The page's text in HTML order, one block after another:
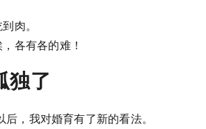
肉。
各有各的难！
独了
后，我对婚育有了新的看法。